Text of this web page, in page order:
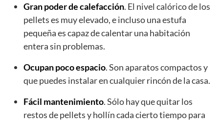
Gran poder de calefacción. El nivel calórico de los
pellets es muy elevado, e incluso una estufa
pequeña es capaz de calentar una habitación
entera sin problemas.
Ocupan poco espacio. Son aparatos compactos y
que puedes instalar en cualquier rincón de la casa.
Fácil mantenimiento. Sólo hay que quitar los
restos de pellets y hollín cada cierto tiempo para